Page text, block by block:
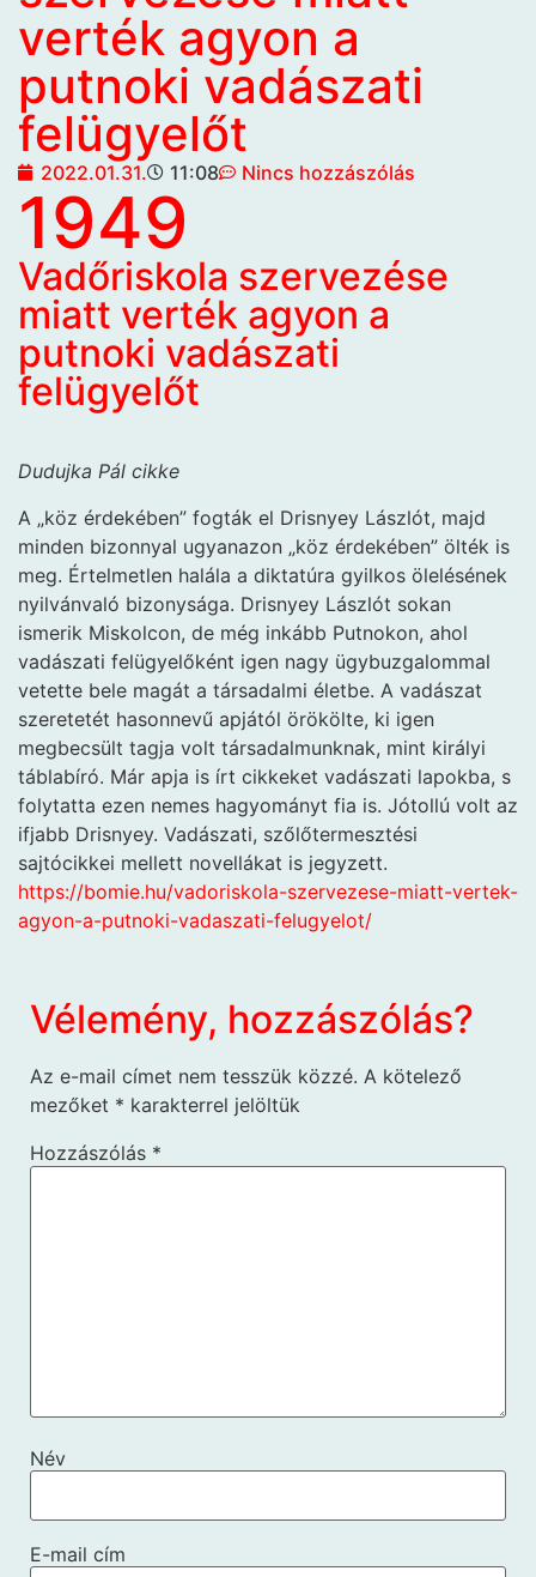
verték agyon a
putnoki vadászati
felügyelőt
2022.01.31. 11:08 Nincs hozzászólás
1949
Vadőriskola szervezése
miatt verték agyon a
putnoki vadászati
felügyelőt
Dudujka Pál cikke
A „köz érdekében” fogták el Drisnyey Lászlót, majd
minden bizonnyal ugyanazon „köz érdekében” ölték is
meg. Értelmetlen halála a diktatúra gyilkos ölelésének
nyilvánvaló bizonysága. Drisnyey Lászlót sokan
ismerik Miskolcon, de még inkább Putnokon, ahol
vadászati felügyelőként igen nagy ügybuzgalommal
vetette bele magát a társadalmi életbe. A vadászat
szeretetét hasonnevű apjától örökölte, ki igen
megbecsült tagja volt társadalmunknak, mint királyi
táblabíró. Már apja is írt cikkeket vadászati lapokba, s
folytatta ezen nemes hagyományt fia is. Jótollú volt az
ifjabb Drisnyey. Vadászati, szőlőtermesztési
sajtócikkei mellett novellákat is jegyzett.
https://bomie.hu/vadoriskola-szervezese-miatt-vertek-
agyon-a-putnoki-vadaszati-felugyelot/
Vélemény, hozzászólás?
Az e-mail címet nem tesszük közzé. A kötelező
mezőket * karakterrel jelöltük
Hozzászólás *
Név
E-mail cím